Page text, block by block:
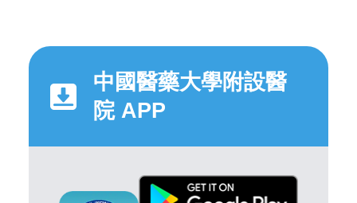
中國醫藥大學附設醫
院 APP